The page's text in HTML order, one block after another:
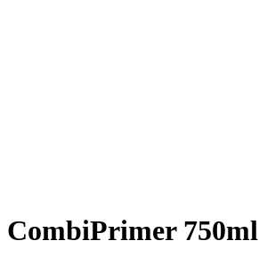
CombiPrimer 750ml